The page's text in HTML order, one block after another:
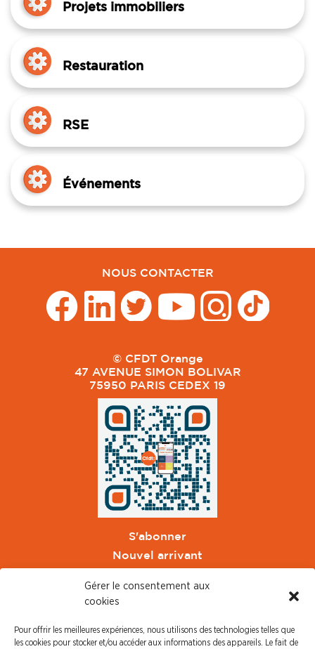
Gérer le consentement aux
cookies
Pour offrir les meilleures expériences, nous utilisons des technologies telles que
les cookies pour stocker et/ou accéder aux informations des appareils. Le fait de
Projets immobiliers
Restauration
RSE
Événements
NOUS CONTACTER
© CFDT Orange
47 AVENUE SIMON BOLIVAR
75950 PARIS CEDEX 19
S'abonner
Nouvel arrivant
CFDT Cadres